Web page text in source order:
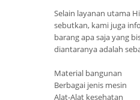
Selain layanan utama
sebutkan, kami juga
barang apa saja yang
diantaranya adalah
Material bangunan
Berbagai jenis mesin
Alat-Alat kesehatan